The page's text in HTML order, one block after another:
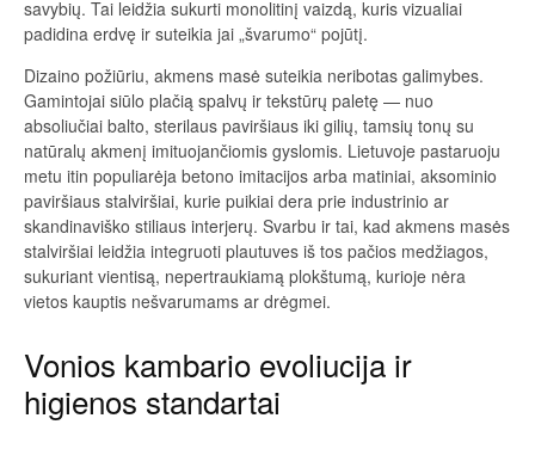
savybių. Tai leidžia sukurti monolitinį vaizdą, kuris vizualiai
padidina erdvę ir suteikia jai „švarumo“ pojūtį.
Dizaino požiūriu, akmens masė suteikia neribotas galimybes.
Gamintojai siūlo plačią spalvų ir tekstūrų paletę — nuo
absoliučiai balto, sterilaus paviršiaus iki gilių, tamsių tonų su
natūralų akmenį imituojančiomis gyslomis. Lietuvoje pastaruoju
metu itin populiarėja betono imitacijos arba matiniai, aksominio
paviršiaus stalviršiai, kurie puikiai dera prie industrinio ar
skandinaviško stiliaus interjerų. Svarbu ir tai, kad akmens masės
stalviršiai leidžia integruoti plautuves iš tos pačios medžiagos,
sukuriant vientisą, nepertraukiamą plokštumą, kurioje nėra
vietos kauptis nešvarumams ar drėgmei.
Vonios kambario evoliucija ir
higienos standartai